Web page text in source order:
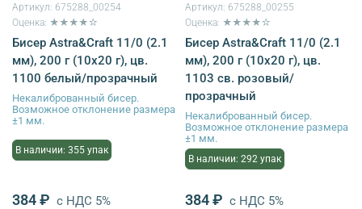
Артикул: 675288_00254
Оценка: ★★★★☆
Бисер Astra&Craft 11/0 (2.1
мм), 200 г (10х20 г), цв.
1100 белый/прозрачный
Некалиброванный бисер.
Возможное отклонение размера
±1 мм.
В наличии: 355 упак
384 ₽ с НДС 5%
Артикул: 675288_00255
Оценка: ★★★★☆
Бисер Astra&Craft 11/0 (2.1
мм), 200 г (10х20 г), цв.
1103 св. розовый/
прозрачный
Некалиброванный бисер.
Возможное отклонение размера
±1 мм.
В наличии: 292 упак
384 ₽ с НДС 5%